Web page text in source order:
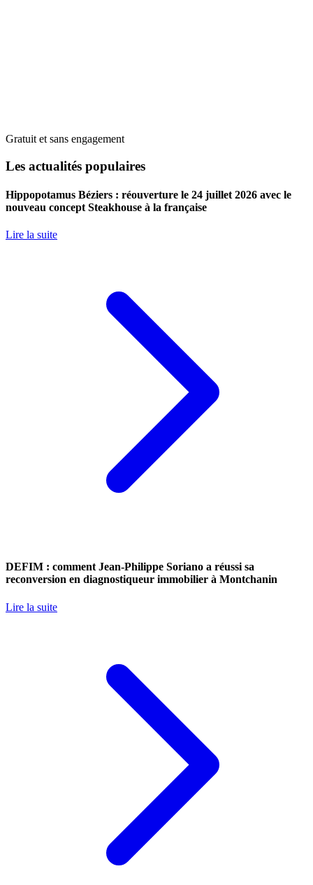
Gratuit et sans engagement
Les actualités populaires
Hippopotamus Béziers : réouverture le 24 juillet 2026 avec le
nouveau concept Steakhouse à la française
Lire la suite
DEFIM : comment Jean-Philippe Soriano a réussi sa
reconversion en diagnostiqueur immobilier à Montchanin
Lire la suite